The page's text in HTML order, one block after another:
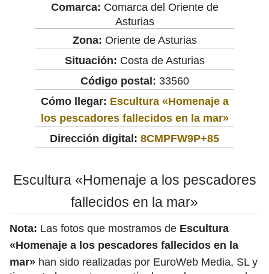
Comarca: Comarca del Oriente de
Asturias
Zona: Oriente de Asturias
Situación: Costa de Asturias
Código postal: 33560
Cómo llegar: Escultura «Homenaje a
los pescadores fallecidos en la mar»
Dirección digital: 8CMPFW9P+85
Escultura «Homenaje a los pescadores
fallecidos en la mar»
Nota: Las fotos que mostramos de Escultura
«Homenaje a los pescadores fallecidos en la
mar» han sido realizadas por EuroWeb Media, SL y